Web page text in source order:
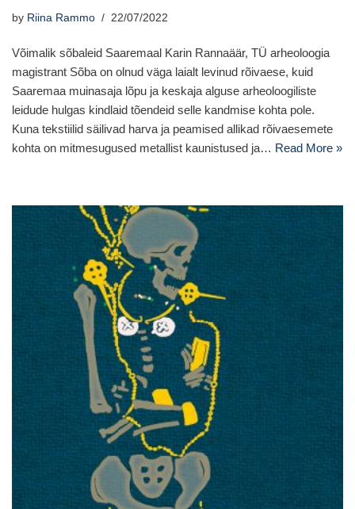
by Riina Rammo 22/07/2022
Võimalik sõbaleid Saaremaal Karin Rannaäär, TÜ arheoloogia
magistrant Sõba on olnud väga laialt levinud rõivaese, kuid
Saaremaa muinasaja lõpu ja keskaja alguse arheoloogiliste
leidude hulgas kindlaid tõendeid selle kandmise kohta pole.
Kuna tekstiilid säilivad harva ja peamised allikad rõivaesemete
kohta on mitmesugused metallist kaunistused ja… Read More »